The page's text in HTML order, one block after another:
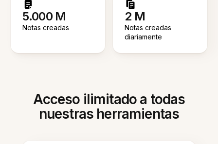
5.000 M
Notas creadas
2 M
Notas creadas
diariamente
Acceso ilimitado a todas
nuestras herramientas